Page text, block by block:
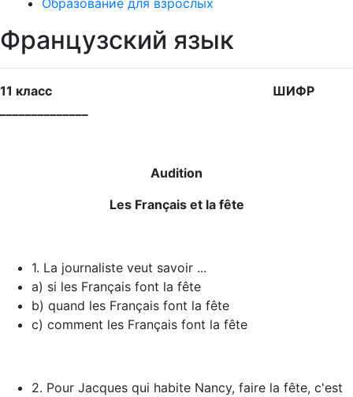
Образование для взрослых
Французский язык
11 класс
ШИФР
Audition
Les Français et la fête
1. La journaliste veut savoir ...
a) si les Français font la fête
b) quand les Français font la fête
c) comment les Français font la fête
2. Pour Jacques qui habite Nancy, faire la fête, c'est